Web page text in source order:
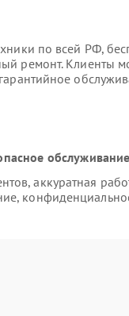
по всей РФ,
ремонт. Клиенты
аккуратная